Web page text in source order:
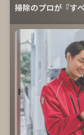
掃除のプロが『す